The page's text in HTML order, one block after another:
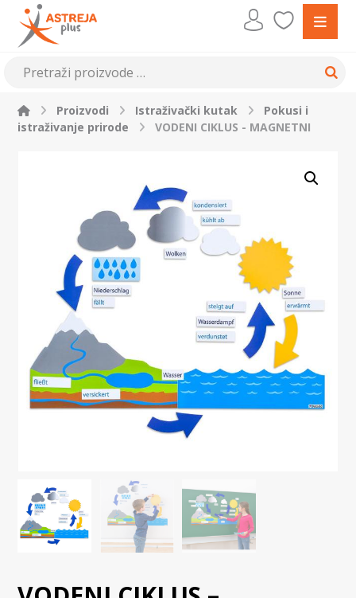
Proizvodi Istraživački kutak
Pokusi i
istraživanje prirode
VODENI CIKLUS - MAGNETNI